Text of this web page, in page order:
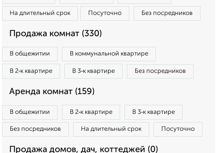
На длительный срок Посуточно Без посредников
Продажа комнат (330)
В общежитии В коммунальной квартире
В 2‑к квартире В 3‑к квартире Без посредников
Аренда комнат (159)
В общежитии В 2‑к квартире В 3‑к квартире
Без посредников На длительный срок Посуточно
Продажа домов, дач, коттеджей (0)